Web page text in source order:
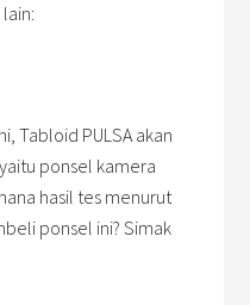
Tabloid PULSA akan
ponsel kamera
hasil tes menurut
ponsel ini? Simak